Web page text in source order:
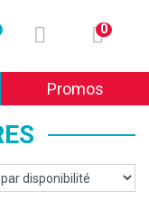
0
navigation
Promos